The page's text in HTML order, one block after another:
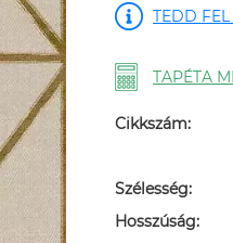
TEDD
TAPÉTA
Cikkszám:
Szélesség:
Hosszúság: